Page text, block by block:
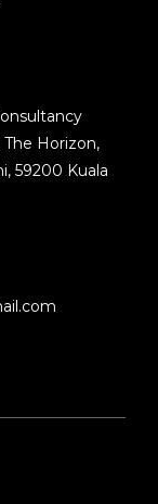
Horizon,
59200 Kuala